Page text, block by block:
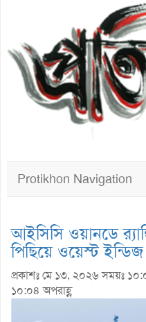
Protikhon Navigation
আইসিসি ওয়ানডে
পিছিয়ে ওয়েস্ট ইন্ডিজ
প্রকাশঃ মে ১৩, ২০২৬ সময়ঃ
১০:০৪ অপরাহ্ণ